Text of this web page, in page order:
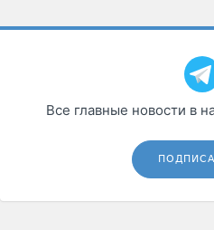
Все главные новости в